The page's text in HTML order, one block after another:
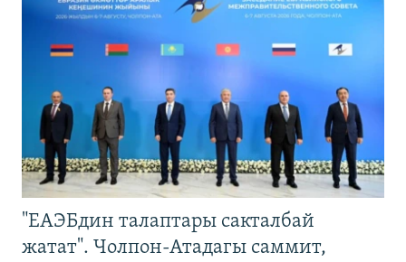
"ЕАЭБдин талаптары сакталбай
жатат". Чолпон-Атадагы саммит,